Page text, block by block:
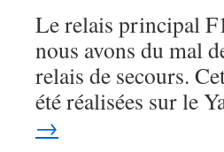
Le relais principal
nous avons du mal
relais de secours.
été réalisées sur le
→